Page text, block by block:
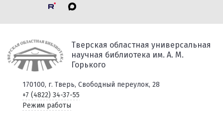
Тверская областная универсальная
научная библиотека им. А. М.
Горького
170100, г. Тверь, Свободный переулок, 28
+7 (4822) 34-37-55
Режим работы